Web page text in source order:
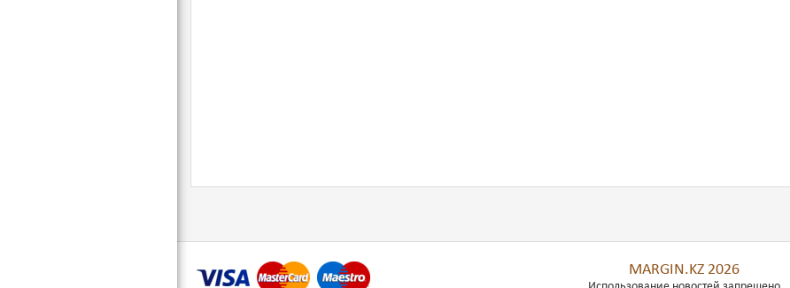
MARGIN.KZ 2026